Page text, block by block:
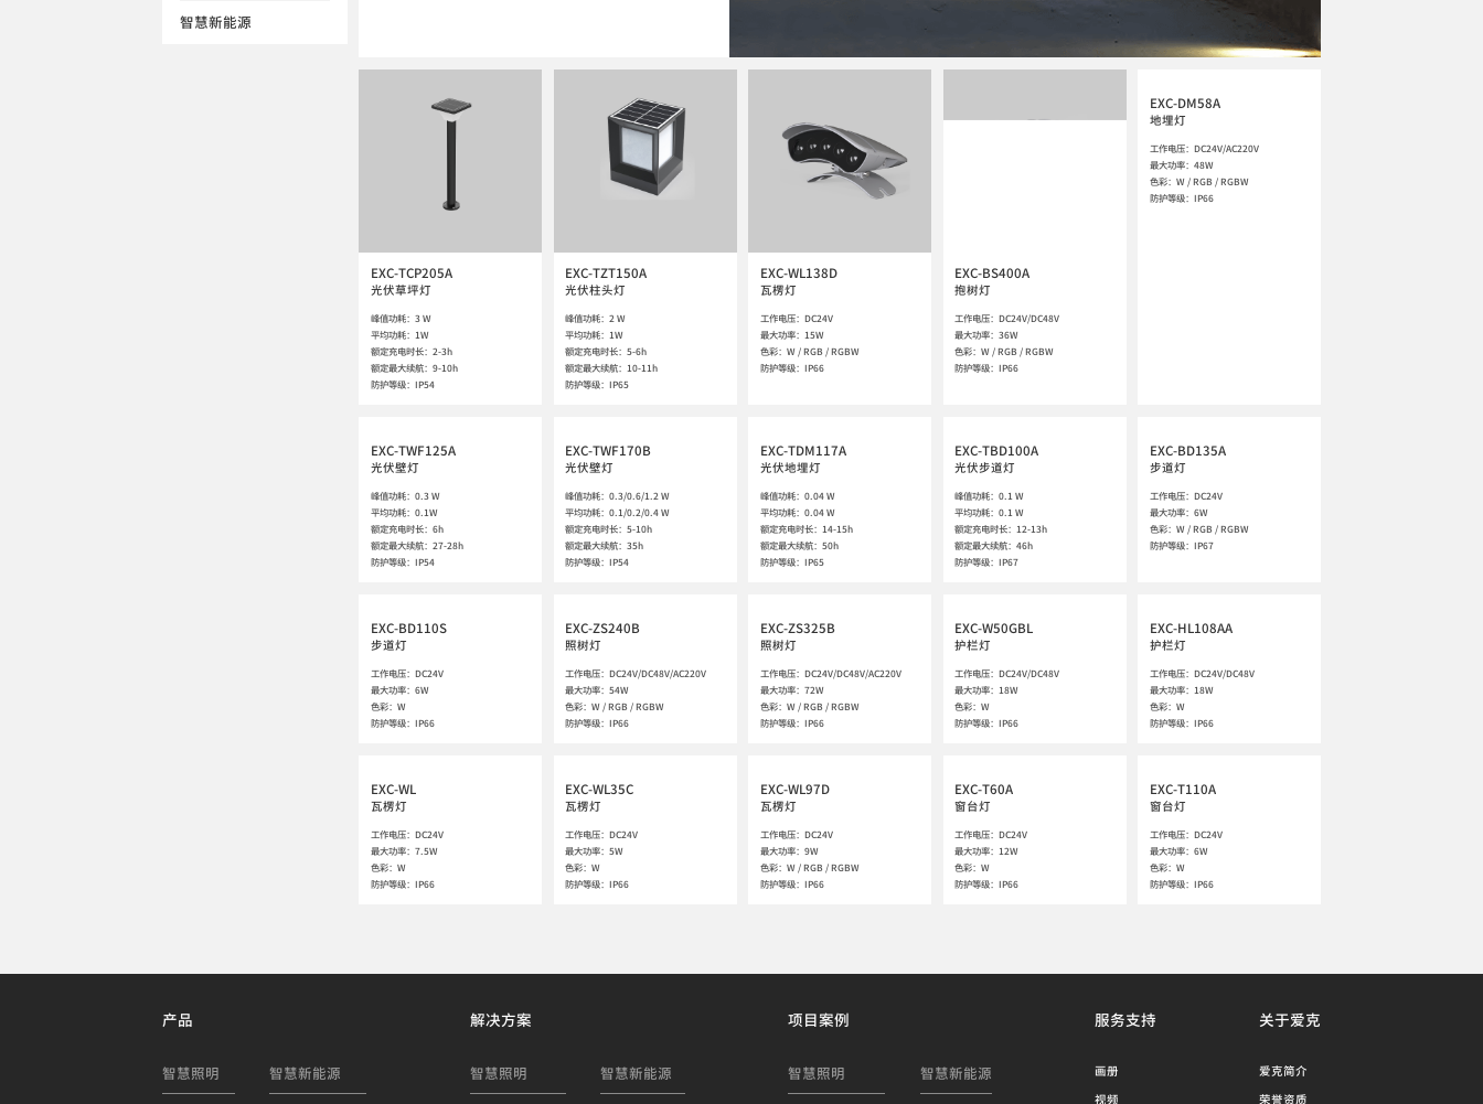
智慧新能源
EXC-TCP205A
光伏草坪灯
峰值功耗：3 W
平均功耗：1W
额定充电时长：2-3h
额定最大续航：9-10h
防护等级：IP54
EXC-TZT150A
光伏柱头灯
峰值功耗：2 W
平均功耗：1W
额定充电时长：5-6h
额定最大续航：10-11h
防护等级：IP65
EXC-WL138D
瓦楞灯
工作电压：DC24V
最大功率：15W
色彩：W / RGB / RGBW
防护等级：IP66
EXC-BS400A
抱树灯
工作电压：DC24V/DC48V
最大功率：36W
色彩：W / RGB / RGBW
防护等级：IP66
EXC-DM58A
地埋灯
工作电压：DC24V/AC220V
最大功率：48W
色彩：W / RGB / RGBW
防护等级：IP66
EXC-TWF125A
光伏壁灯
峰值功耗：0.3 W
平均功耗：0.1W
额定充电时长：6h
额定最大续航：27-28h
防护等级：IP54
EXC-TWF170B
光伏壁灯
峰值功耗：0.3/0.6/1.2 W
平均功耗：0.1/0.2/0.4 W
额定充电时长：5-10h
额定最大续航：35h
防护等级：IP54
EXC-TDM117A
光伏地埋灯
峰值功耗：0.04 W
平均功耗：0.04 W
额定充电时长：14-15h
额定最大续航：50h
防护等级：IP65
EXC-TBD100A
光伏步道灯
峰值功耗：0.1 W
平均功耗：0.1 W
额定充电时长：12-13h
额定最大续航：46h
防护等级：IP67
EXC-BD135A
步道灯
工作电压：DC24V
最大功率：6W
色彩：W / RGB / RGBW
防护等级：IP67
EXC-BD110S
步道灯
工作电压：DC24V
最大功率：6W
色彩：W
防护等级：IP66
EXC-ZS240B
照树灯
工作电压：DC24V/DC48V/AC220V
最大功率：54W
色彩：W / RGB / RGBW
防护等级：IP66
EXC-ZS325B
照树灯
工作电压：DC24V/DC48V/AC220V
最大功率：72W
色彩：W / RGB / RGBW
防护等级：IP66
EXC-W50GBL
护栏灯
工作电压：DC24V/DC48V
最大功率：18W
色彩：W
防护等级：IP66
EXC-HL108AA
护栏灯
工作电压：DC24V/DC48V
最大功率：18W
色彩：W
防护等级：IP66
EXC-WL
瓦楞灯
工作电压：DC24V
最大功率：7.5W
色彩：W
防护等级：IP66
EXC-WL35C
瓦楞灯
工作电压：DC24V
最大功率：5W
色彩：W
防护等级：IP66
EXC-WL97D
瓦楞灯
工作电压：DC24V
最大功率：9W
色彩：W / RGB / RGBW
防护等级：IP66
EXC-T60A
窗台灯
工作电压：DC24V
最大功率：12W
色彩：W
防护等级：IP66
EXC-T110A
窗台灯
工作电压：DC24V
最大功率：6W
色彩：W
防护等级：IP66
产品
智慧照明 智慧新能源
解决方案
智慧照明 智慧新能源
项目案例
智慧照明 智慧新能源
服务支持
画册
关于爱克
爱克简介